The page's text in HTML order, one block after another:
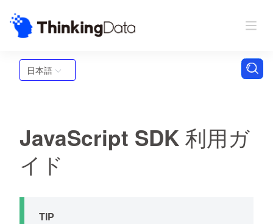
日本語
JavaScript SDK 利用ガ
イド
TIP